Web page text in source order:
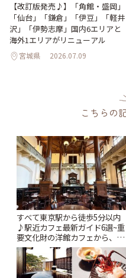
【改訂版発売♪】「角館・盛岡」
「仙台」「鎌倉」「伊豆」「軽井
沢」「伊勢志摩」国内6エリアと
海外1エリアがリニューアル
宮城県 2026.07.09
こちらの
すべて東京駅から徒歩5分以内
♪駅近カフェ最新ガイド6選~重
要文化財の洋館カフェから、改
札すぐのレトロ喫茶まで~ | こと
りっぷ